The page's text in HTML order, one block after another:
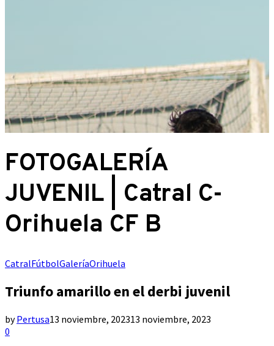
FOTOGALERÍA
JUVENIL | Catral C-
Orihuela CF B
CatralFútbolGaleríaOrihuela
Triunfo amarillo en el derbi juvenil
byPertusa13 noviembre, 202313 noviembre, 2023
0